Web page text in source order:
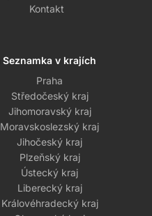
Kontakt
Seznamka v krajích
Praha
Středočeský kraj
Jihomoravský kraj
Moravskoslezský kraj
Jihočeský kraj
Plzeňský kraj
Ústecký kraj
Liberecký kraj
Královéhradecký kraj